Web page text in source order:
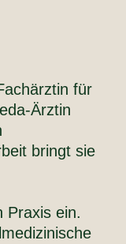
für
Ärztin
bringt sie
Praxis ein.